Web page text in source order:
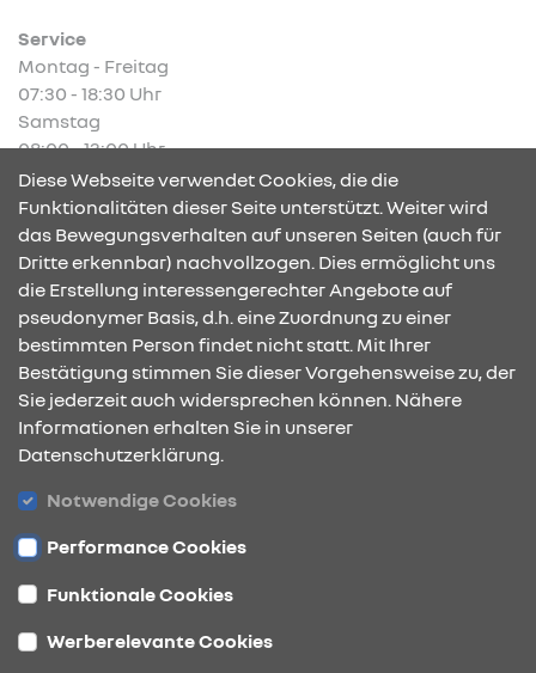
Service
Montag - Freitag
07:30 - 18:30 Uhr
Samstag
08:00 - 13:00 Uhr
KONTAKT & ANFAHRT
ÖFFNUNGSZEITEN
Diese Webseite verwendet Cookies, die die
Funktionalitäten dieser Seite unterstützt. Weiter wird
das Bewegungsverhalten auf unseren Seiten (auch für
Dritte erkennbar) nachvollzogen. Dies ermöglicht uns
die Erstellung interessengerechter Angebote auf
pseudonymer Basis, d.h. eine Zuordnung zu einer
bestimmten Person findet nicht statt. Mit Ihrer
Bestätigung stimmen Sie dieser Vorgehensweise zu, der
Sie jederzeit auch widersprechen können. Nähere
Informationen erhalten Sie in unserer
Datenschutzerklärung.
Notwendige Cookies
Performance Cookies
Funktionale Cookies
Werberelevante Cookies